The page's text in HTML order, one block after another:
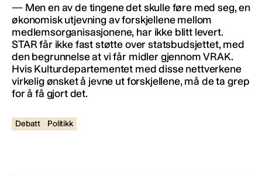
— Men en av de tingene det skulle føre med seg, en
økonomisk utjevning av forskjellene mellom
medlemsorganisasjonene, har ikke blitt levert.
STAR får ikke fast støtte over statsbudsjettet, med
den begrunnelse at vi får midler gjennom VRAK.
Hvis Kulturdepartementet med disse nettverkene
virkelig ønsket å jevne ut forskjellene, må de ta grep
for å få gjort det.
Debatt Politikk